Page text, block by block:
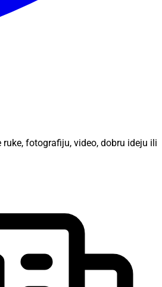
fotografiju, video, dobru ideju ili